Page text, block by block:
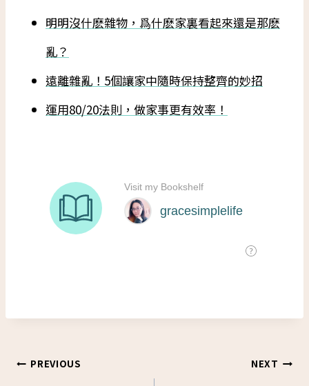
明明沒什麽雜物，爲什麽家裏看起來還是那麽
亂？
遠離雜亂！5個讓家中隨時保持整齊的妙招
運用80/20法則，做家事更有效率！
PostPREVIOUS NEXT